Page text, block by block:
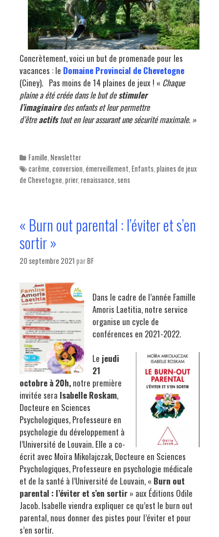
Concrètement, voici un but de promenade pour les
vacances : le Domaine Provincial de Chevetogne
(Ciney). Pas moins de 14 plaines de jeux ! « Chaque
plaine a été créée dans le but destimuler
l’imaginairedes enfants et leur permettre
d’êtreactifstout en leur assurant une sécurité maximale. »
Categories
Famille,Newsletter
Tags
carême,conversion,émerveillement,Enfants,plaines de jeux
de Chevetogne,prier,renaissance,sens
« Burn out parental : l’éviter et s’en
sortir »
20 septembre 2021 parBF
Dans le cadre de l’année Famille
Amoris Laetitia, notre service
organise un cycle de
conférences en 2021-2022.
Le jeudi
21
octobre à 20h, notre première
invitée sera Isabelle Roskam,
Docteure en Sciences
Psychologiques, Professeure en
psychologie du développement à
l’Université de Louvain. Elle a co-
écrit avec Moïra Mikolajczak, Docteure en Sciences
Psychologiques, Professeure en psychologie médicale
et de la santé à l’Université de Louvain, « Burn out
parental : l’éviter et s’en sortir » aux Éditions Odile
Jacob. Isabelle viendra expliquer ce qu’est le burn out
parental, nous donner des pistes pour l’éviter et pour
s’en sortir.